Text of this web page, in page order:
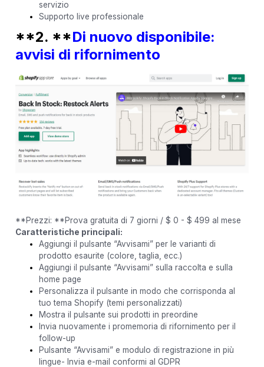
servizio
Supporto live professionale
**2. **Di nuovo disponibile:
avvisi di rifornimento
**Prezzi: **Prova gratuita di 7 giorni / $ 0 - $ 499 al mese
Caratteristiche principali:
Aggiungi il pulsante “Avvisami” per le varianti di
prodotto esaurite (colore, taglia, ecc.)
Aggiungi il pulsante “Avvisami” sulla raccolta e sulla
home page
Personalizza il pulsante in modo che corrisponda al
tuo tema Shopify (temi personalizzati)
Mostra il pulsante sui prodotti in preordine
Invia nuovamente i promemoria di rifornimento per il
follow-up
Pulsante “Avvisami” e modulo di registrazione in più
lingue- Invia e-mail conformi al GDPR